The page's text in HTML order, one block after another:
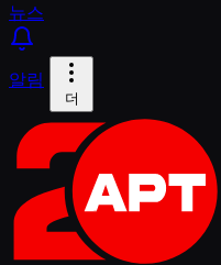
뉴스
알림
더